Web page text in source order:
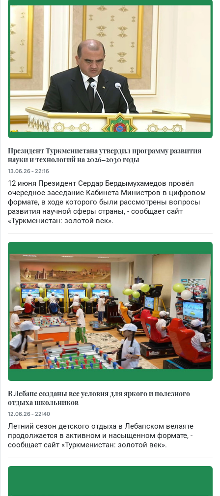
Президент Туркменистана утвердил программу развития
науки и технологий на 2026–2030 годы
13.06.26 - 22:16
12 июня Президент Сердар Бердымухамедов провёл
очередное заседание Кабинета Министров в цифровом
формате, в ходе которого были рассмотрены вопросы
развития научной сферы страны, - сообщает сайт
«Туркменистан: золотой век».
В Лебапе созданы все условия для яркого и полезного
отдыха школьников
12.06.26 - 22:40
Летний сезон детского отдыха в Лебапском велаяте
продолжается в активном и насыщенном формате, -
сообщает сайт «Туркменистан: золотой век».